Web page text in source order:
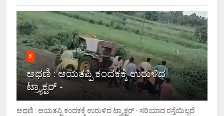
8
ಅಥಣಿ : ಆಯತಪ್ಪಿ ಕಂದಕಕ್ಕೆ ಉರುಳಿದ
ಟ್ರ್ಯಾಕ್ಟರ್ -
ಅಥಣಿ : ಆಯತಪ್ಪಿ ಕಂದಕಕ್ಕೆ ಉರುಳಿದ ಟ್ರ್ಯಾಕ್ಟರ್ - ಸರಿಯಾದ ರಸ್ತೆಯಿಲ್ಲದೆ